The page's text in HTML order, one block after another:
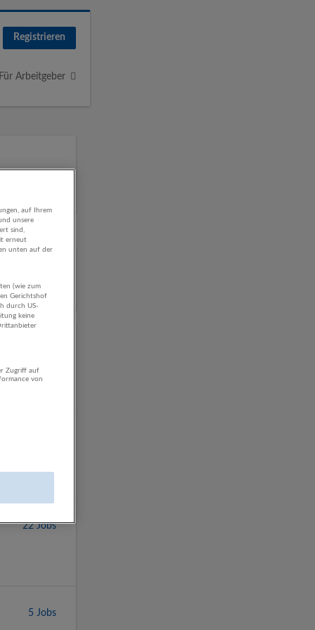
Registrieren
Für Arbeitgeber
22 Jobs
5 Jobs
auf Ihrem
unsere
sind,
erneut
unten auf der
(wie zum
Gerichtshof
durch US-
keine
Zugriff auf
von